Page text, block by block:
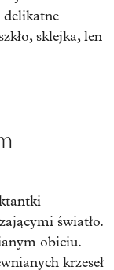
delikatne
sklejka, len
światło.
obiciu.
krzeseł